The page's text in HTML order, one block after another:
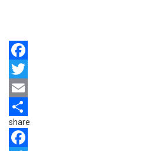
Facebook
Twitter
Email
Share
share